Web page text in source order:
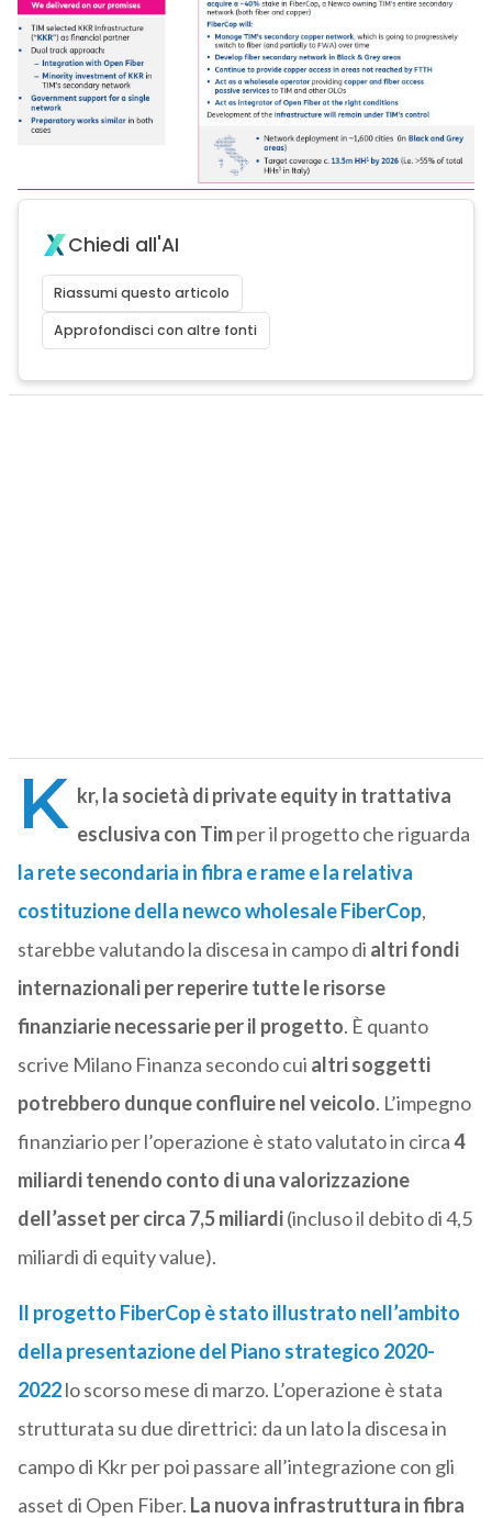
Chiedi all'AI
Riassumi questo articolo
Approfondisci con altre fonti
K kr, la società di private equity in trattativa
esclusiva con Timper il progetto che riguarda
la rete secondaria in fibra e rame e la relativa
costituzione della newco wholesale FiberCop,
starebbe valutando la discesa in campo di altri fondi
internazionali per reperire tutte le risorse
finanziarie necessarie per il progetto. È quanto
scrive Milano Finanza secondo cui altri soggetti
potrebbero dunque confluire nel veicolo. L’impegno
finanziario per l’operazione è stato valutato in circa4
miliardi tenendo conto di una valorizzazione
dell’asset per circa 7,5 miliardi(incluso il debito di 4,5
miliardi di equity value).
Il progetto FiberCop è stato illustrato nell’ambito
della presentazione del Piano strategico 2020-
2022lo scorso mese di marzo. L’operazione è stata
strutturata su due direttrici: da un lato la discesa in
campo di Kkr per poi passare all’integrazione con gli
asset di Open Fiber. La nuova infrastruttura in fibra